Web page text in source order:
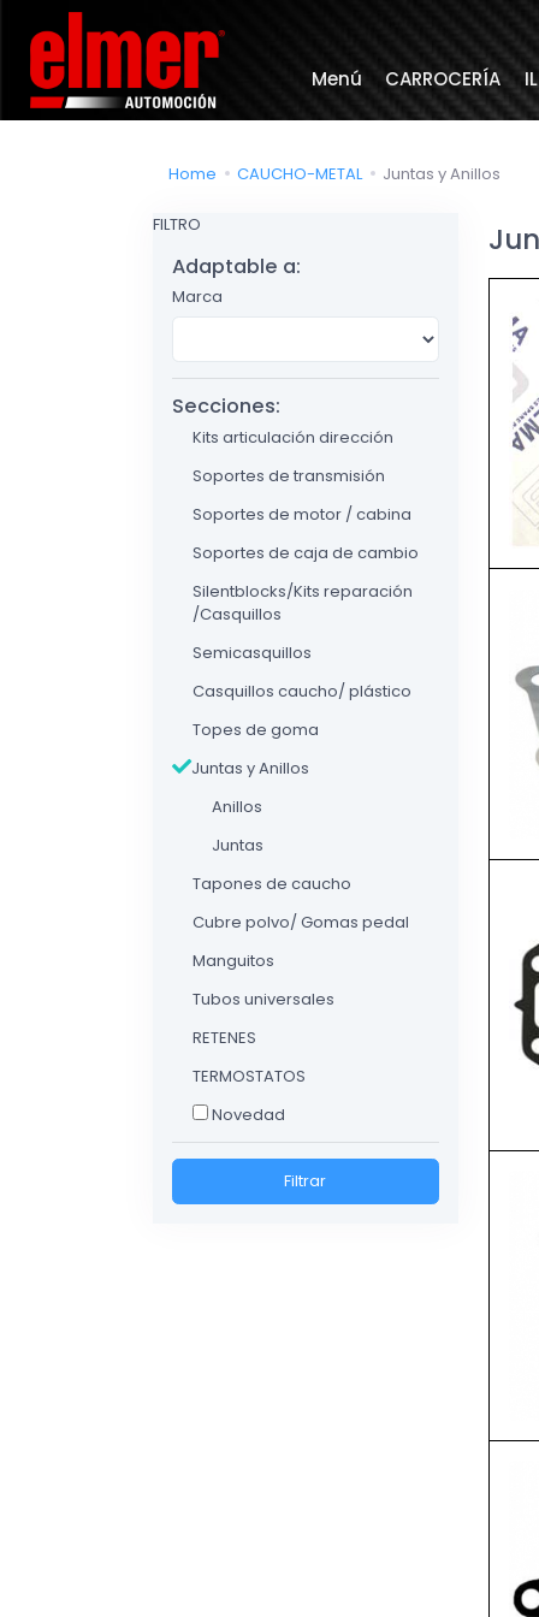
Menú CARROCERÍA
Home CAUCHO-METAL Juntas y Anillos
FILTRO
Adaptable a:
Marca
Secciones:
Kits articulación dirección
Soportes de transmisión
Soportes de motor / cabina
Soportes de caja de cambio
Silentblocks/Kits reparación
/Casquillos
Semicasquillos
Casquillos caucho/ plástico
Topes de goma
Juntas y Anillos
Anillos
Juntas
Tapones de caucho
Cubre polvo/ Gomas pedal
Manguitos
Tubos universales
RETENES
TERMOSTATOS
Novedad
Filtrar